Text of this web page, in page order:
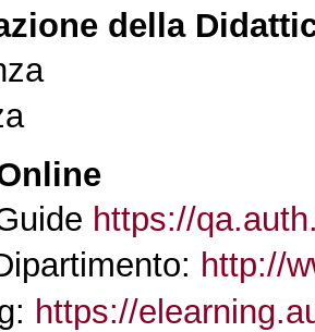
della
https://
http://
https://